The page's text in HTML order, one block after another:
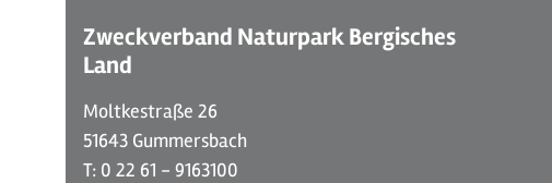
Zweckverband Naturpark Bergisches
Land
Moltkestraße 26
51643 Gummersbach
T: 0 22 61 - 9163100